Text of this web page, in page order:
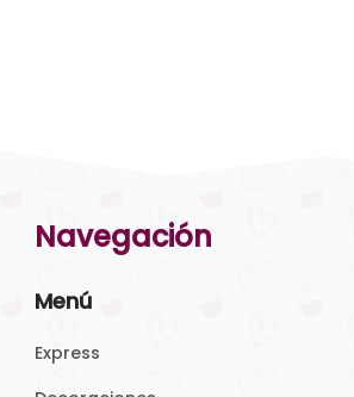
Navegación
Menú
Express